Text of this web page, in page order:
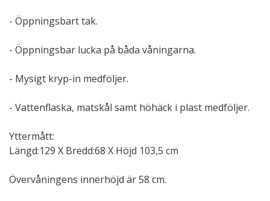
- Öppningsbart tak.
- Öppningsbar lucka på båda våningarna.
- Mysigt kryp-in medföljer.
- Vattenflaska, matskål samt höhäck i plast medföljer.
Yttermått:
Längd:129 X Bredd:68 X Höjd 103,5 cm
Övervåningens innerhöjd är 58 cm.